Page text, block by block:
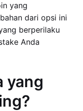
yang
dari opsi ini
berperilaku
Anda
yang